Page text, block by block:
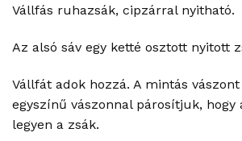
Vállfás ruhazsák, cipzárral nyitható.
Az alsó sáv egy ketté osztott nyitott
Vállfát adok hozzá. A mintás
egyszínű vászonnal párosítjuk, hogy
legyen a zsák.